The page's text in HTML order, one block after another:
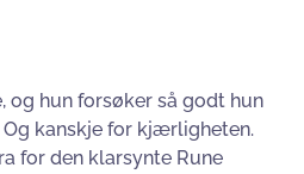
og hun forsøker så godt hun
Og kanskje for kjærligheten.
for den klarsynte Rune